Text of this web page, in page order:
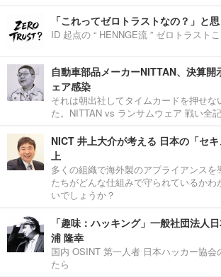
「これってゼロトラストなの？」と
ID 起点の “ HENNGE流 ” ゼロトラスト
自動車部品メーカーNITTAN、決算開
ェア感染
それは朝出社してタイムカードを押せな
た。NITTAN vs ランサムウェア 戦い全
NICT 井上大介が考える 日本の「セ
上
多くの組織で海外製のアプライアンスを
たちがどんな仕組みで守られているかわ
いでしょうか？
「趣味：ハッキング」一般社団法人
浦 隆幸
国内 OSINT 第一人者 日本ハッカー協会
たら